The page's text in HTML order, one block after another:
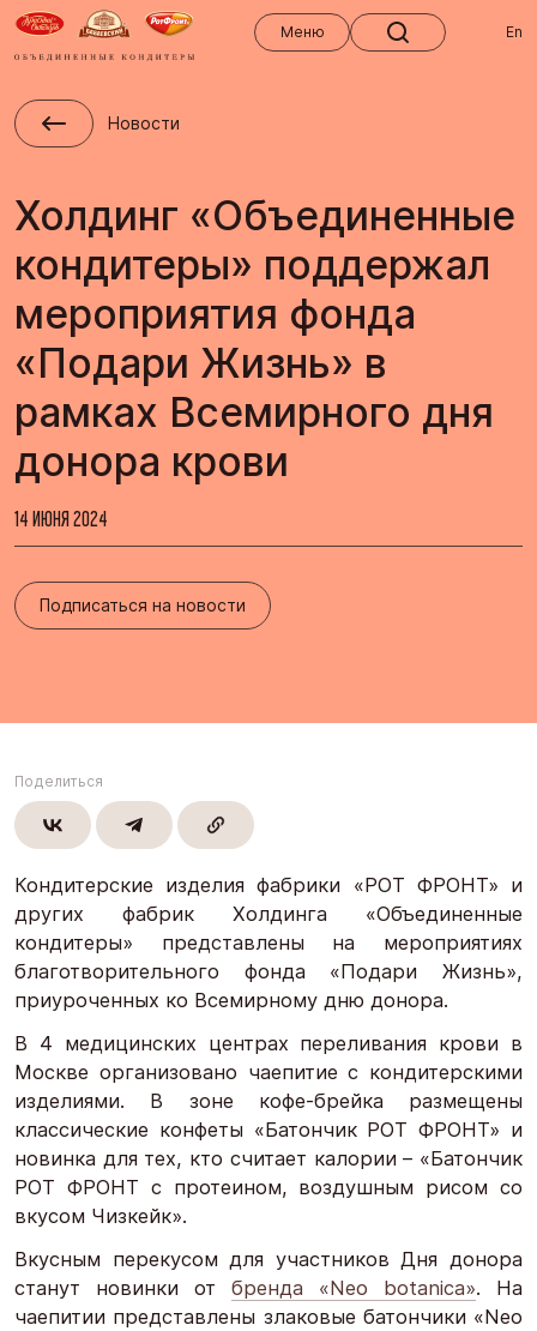
Меню
En
Новости
Холдинг «Объединенные
кондитеры» поддержал
мероприятия фонда
«Подари Жизнь» в
рамках Всемирного дня
донора крови
14 ИЮНЯ 2024
Подписаться на новости
Поделиться
Кондитерские изделия фабрики «РОТ ФРОНТ» и
других фабрик Холдинга «Объединенные
кондитеры» представлены на мероприятиях
благотворительного фонда «Подари Жизнь»,
приуроченных ко Всемирному дню донора.
В 4 медицинских центрах переливания крови в
Москве организовано чаепитие с кондитерскими
изделиями. В зоне кофе-брейка размещены
классические конфеты «Батончик РОТ ФРОНТ» и
новинка для тех, кто считает калории – «Батончик
РОТ ФРОНТ с протеином, воздушным рисом со
вкусом Чизкейк».
Вкусным перекусом для участников Дня донора
станут новинки от бренда «Neo botanica». На
чаепитии представлены злаковые батончики «Neo